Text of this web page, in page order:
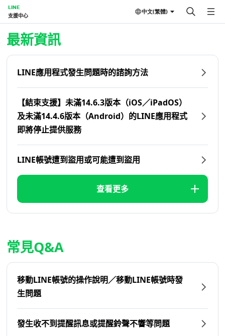
LINE
支援中心
中文(繁體)
首頁 | LINE支援中心
最新資訊
LINE應用程式發生問題時的諮詢方法
【結束支援】未滿14.6.3版本（iOS／iPadOS）
及未滿14.4.6版本（Android）的LINE應用程式
即將停止提供服務
LINE帳號遭到盜用或可能遭到盜用
查看更多
常見Q&A
移動LINE帳號的操作說明／移動LINE帳號時發
生問題
發生收不到提醒訊息或提醒鈴聲不響等問題